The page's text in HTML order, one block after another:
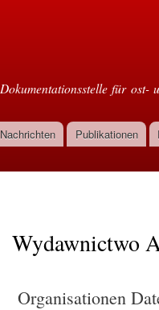
Dokumentationsstelle für ost-
Nachrichten Publikationen
Wydawnictwo
Organisationen